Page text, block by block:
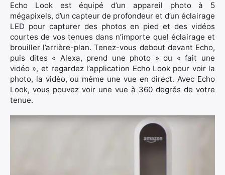
Echo Look est équipé d’un appareil photo à 5
mégapixels, d’un capteur de profondeur et d’un éclairage
LED pour capturer des photos en pied et des vidéos
courtes de vos tenues dans n’importe quel éclairage et
brouiller l’arrière-plan. Tenez-vous debout devant Echo,
puis dites « Alexa, prend une photo » ou « fait une
vidéo », et regardez l’application Echo Look pour voir la
photo, la vidéo, ou même une vue en direct. Avec Echo
Look, vous pouvez voir une vue à 360 degrés de votre
tenue.